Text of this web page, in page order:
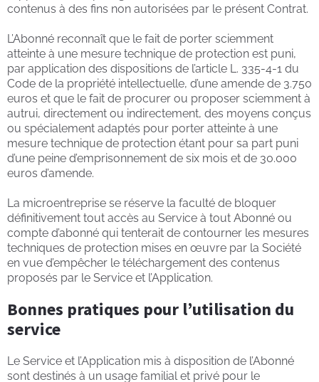
contenus à des fins non autorisées par le présent Contrat.
L’Abonné reconnaît que le fait de porter sciemment
atteinte à une mesure technique de protection est puni,
par application des dispositions de l’article L. 335-4-1 du
Code de la propriété intellectuelle, d’une amende de 3.750
euros et que le fait de procurer ou proposer sciemment à
autrui, directement ou indirectement, des moyens conçus
ou spécialement adaptés pour porter atteinte à une
mesure technique de protection étant pour sa part puni
d’une peine d’emprisonnement de six mois et de 30.000
euros d’amende.
La microentreprise se réserve la faculté de bloquer
définitivement tout accès au Service à tout Abonné ou
compte d’abonné qui tenterait de contourner les mesures
techniques de protection mises en œuvre par la Société
en vue d’empêcher le téléchargement des contenus
proposés par le Service et l’Application.
Bonnes pratiques pour l’utilisation du
service
Le Service et l’Application mis à disposition de l’Abonné
sont destinés à un usage familial et privé pour le